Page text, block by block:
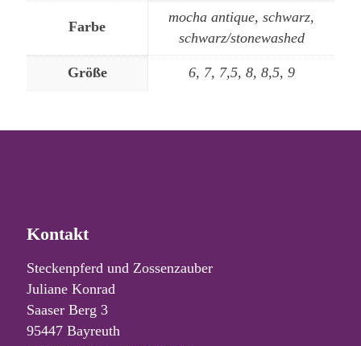
Farbe
mocha antique, schwarz,
schwarz/stonewashed
Größe 6, 7, 7,5, 8, 8,5, 9
Kontakt
Steckenpferd und Zossenzauber
Juliane Konrad
Saaser Berg 3
95447 Bayreuth